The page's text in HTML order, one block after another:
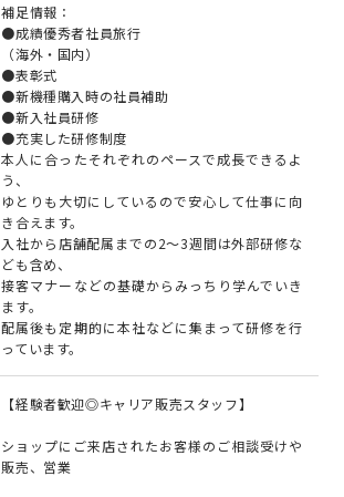
補足情報：
●成績優秀者社員旅行
（海外・国内）
●表彰式
●新機種購入時の社員補助
●新入社員研修
●充実した研修制度
本人に合ったそれぞれのペースで成長できるよ
う、
ゆとりも大切にしているので安心して仕事に向
き合えます。
入社から店舗配属までの2～3週間は外部研修な
ども含め、
接客マナーなどの基礎からみっちり学んでいき
ます。
配属後も定期的に本社などに集まって研修を行
っています。
【経験者歓迎◎キャリア販売スタッフ】
ショップにご来店されたお客様のご相談受けや
販売、営業